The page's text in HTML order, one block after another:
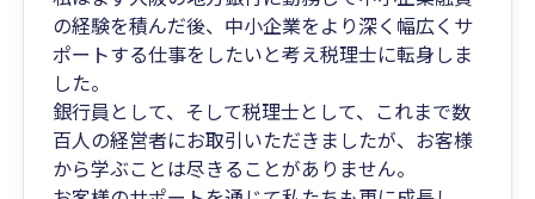
の経験を積んだ後、中小企業をより深く幅広くサ
ポートする仕事をしたいと考え税理士に転身しま
した。
銀行員として、そして税理士として、これまで数
百人の経営者にお取引いただきましたが、お客様
から学ぶことは尽きることがありません。